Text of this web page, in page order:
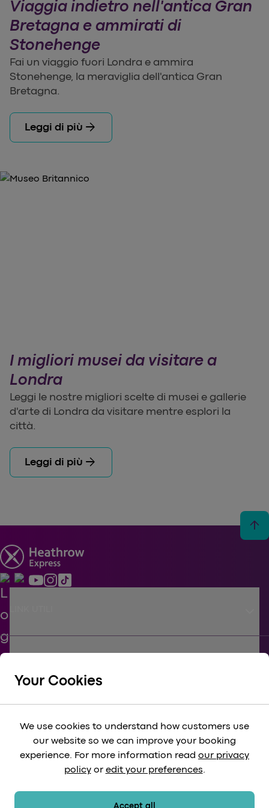
Viaggia indietro nell'antica Gran
Bretagna e ammirati di
Stonehenge
Fai un viaggio fuori Londra e ammira
Stonehenge, la meraviglia dell'antica Gran
Bretagna.
Leggi di più arrow_forward
I migliori musei da visitare a
Londra
Leggi le nostre migliori scelte di musei e gallerie
d'arte di Londra da visitare mentre esplori la
città.
Leggi di più arrow_forward
arrow_upward
keyboard_arrow_down
CORPORATIVO keyboard_arrow_down
LEGALE keyboard_arrow_down
Your Cookies
We use cookies to understand how customers use
our website so we can improve your booking
experience. For more information read our privacy
policyor edit your preferences.
Accept all